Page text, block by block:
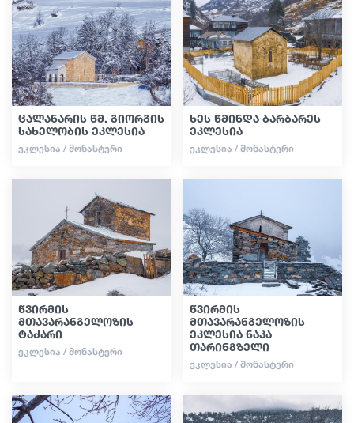
ცალანარის წმ. გიორგის
სახელობის ეკლესია
ᲔᲙᲚᲔᲡᲘᲐ / ᲛᲝᲜᲐᲡᲢᲔᲠᲘ
ხეს წმინდა ბარბარეს
ეკლესია
ᲔᲙᲚᲔᲡᲘᲐ / ᲛᲝᲜᲐᲡᲢᲔᲠᲘ
წვირმის
მთავარანგელოზის
ტაძარი
ᲔᲙᲚᲔᲡᲘᲐ / ᲛᲝᲜᲐᲡᲢᲔᲠᲘ
წვირმის
მთავარანგელოზის
ეკლესია ნაკა
თარინგზელი
ᲔᲙᲚᲔᲡᲘᲐ / ᲛᲝᲜᲐᲡᲢᲔᲠᲘ